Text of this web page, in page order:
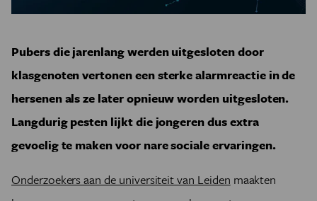
Pubers die jarenlang werden uitgesloten door
klasgenoten vertonen een sterke alarmreactie in de
hersenen als ze later opnieuw worden uitgesloten.
Langdurig pesten lijkt die jongeren dus extra
gevoelig te maken voor nare sociale ervaringen.
Onderzoekers aan de universiteit van Leiden maakten